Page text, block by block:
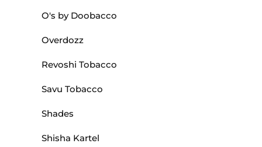
O's by Doobacco
Overdozz
Revoshi Tobacco
Savu Tobacco
Shades
Shisha Kartel